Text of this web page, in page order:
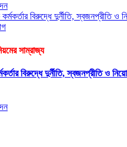
সাম্রাজ্য
বিরুদ্ধে দুর্নীতি, স্বজনপ্রীতি ও